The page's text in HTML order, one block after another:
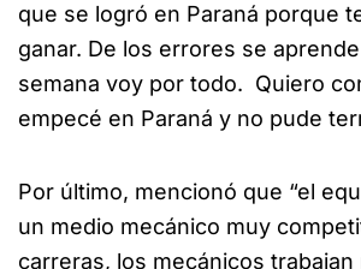
que se logró en Paraná porque
ganar. De los errores se
semana voy por todo. Quiero
empecé en Paraná y no pude
Por último, mencionó que “el
un medio mecánico muy
carreras, los mecánicos trabajan